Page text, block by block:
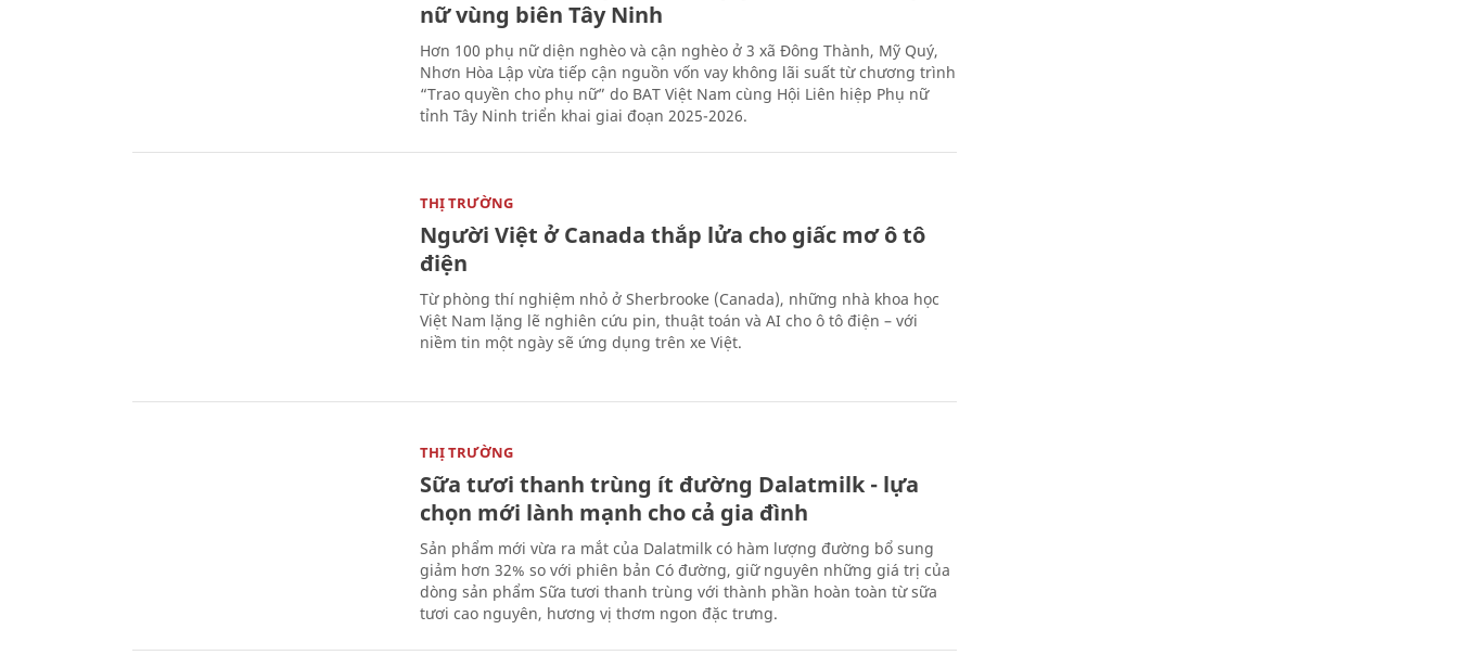
nữ vùng biên Tây Ninh
Hơn 100 phụ nữ diện nghèo và cận nghèo ở 3 xã Đông Thành, Mỹ Quý,
Nhơn Hòa Lập vừa tiếp cận nguồn vốn vay không lãi suất từ chương trình
“Trao quyền cho phụ nữ” do BAT Việt Nam cùng Hội Liên hiệp Phụ nữ
tỉnh Tây Ninh triển khai giai đoạn 2025-2026.
THỊ TRƯỜNG
Người Việt ở Canada thắp lửa cho giấc mơ ô tô
điện
Từ phòng thí nghiệm nhỏ ở Sherbrooke (Canada), những nhà khoa học
Việt Nam lặng lẽ nghiên cứu pin, thuật toán và AI cho ô tô điện – với
niềm tin một ngày sẽ ứng dụng trên xe Việt.
THỊ TRƯỜNG
Sữa tươi thanh trùng ít đường Dalatmilk - lựa
chọn mới lành mạnh cho cả gia đình
Sản phẩm mới vừa ra mắt của Dalatmilk có hàm lượng đường bổ sung
giảm hơn 32% so với phiên bản Có đường, giữ nguyên những giá trị của
dòng sản phẩm Sữa tươi thanh trùng với thành phần hoàn toàn từ sữa
tươi cao nguyên, hương vị thơm ngon đặc trưng.